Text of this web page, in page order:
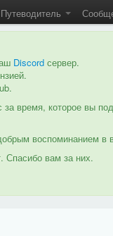
Путеводитель
Discord сервер.
время, которое вы
воспоминанием
Спасибо вам за них.